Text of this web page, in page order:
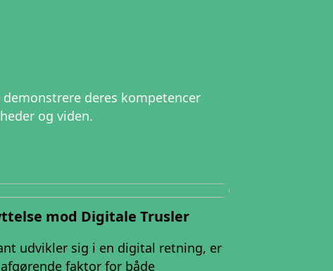
deres kompetencer
og viden.
mod Digitale Trusler
udvikler sig i en digital retning, er
faktor for både